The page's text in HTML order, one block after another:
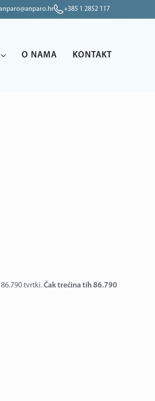
+385 1 2852 117
O NAMA KONTAKT
tvrtki.Čak trećina tih 86.790